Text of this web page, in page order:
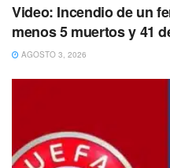
“La explosión de la
enorme daño a la
Video: Incendio de un
menos 5 muertos y 41
AGOSTO 3, 2026